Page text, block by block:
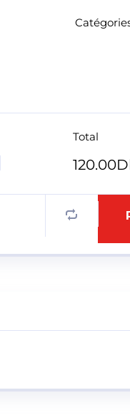
Total
120.00